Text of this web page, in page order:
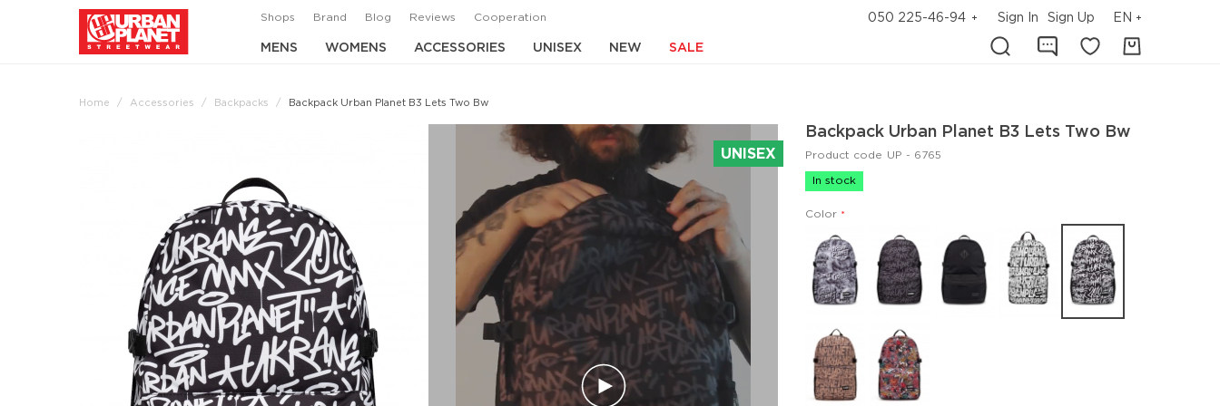
Shops Brand Blog Reviews Cooperation 050 225-46-94 Sign In Sign Up EN
MENS WOMENS ACCESSORIES UNISEX NEW SALE
Home Accessories Backpacks Backpack Urban Planet B3 Lets Two Bw
UNISEX
Backpack Urban Planet B3 Lets Two Bw
Product code UP - 6765
In stock
Color